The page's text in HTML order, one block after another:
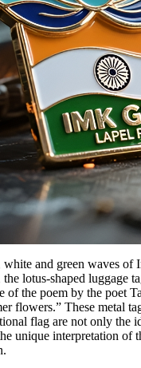
and green waves of
lotus-shaped luggage
of the poem by the poet
flowers.” These metal
flag are not only the
unique interpretation of